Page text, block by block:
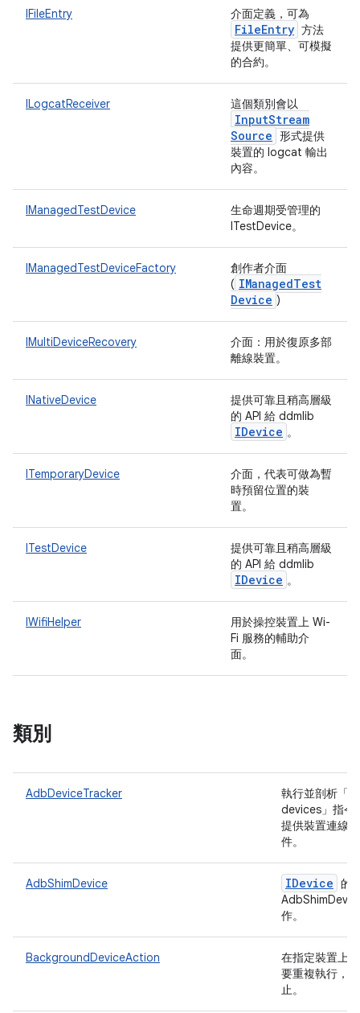
IFileEntry 介面定義，可為
FileEntry 方法
提供更簡單、可模擬
的合約。
ILogcatReceiver 這個類別會以
InputStream
Source 形式提供
裝置的 logcat 輸出
內容。
IManagedTestDevice
生命週期受管理的
ITestDevice。
IManagedTestDeviceFactory
創作者介面
( IManagedTest
Device )
IMultiDeviceRecovery
介面：用於復原多部
離線裝置。
INativeDevice
提供可靠且稍高層級
的 API 給 ddmlib
IDevice 。
ITemporaryDevice
介面，代表可做為暫
時預留位置的裝
置。
ITestDevice
提供可靠且稍高層級
的 API 給 ddmlib
IDevice 。
IWifiHelper
用於操控裝置上 Wi-
Fi 服務的輔助介
面。
類別
AdbDeviceTracker
執行並剖析「
devices」指令
提供裝置連線
件。
AdbShimDevice IDevice
的
作。
BackgroundDeviceAction
在指定裝置上
要重複執行，
止。